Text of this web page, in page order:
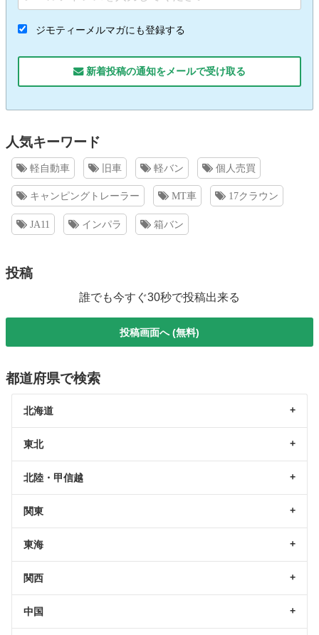
ジモティーメルマガにも登録する
新着投稿の通知をメールで受け取る
人気キーワード
軽自動車 旧車 軽バン 個人売買
キャンピングトレーラー MT車 17クラウン
JA11 インパラ 箱バン
投稿
誰でも今すぐ30秒で投稿出来る
投稿画面へ (無料)
都道府県で検索
北海道
東北
北陸・甲信越
関東
東海
関西
中国